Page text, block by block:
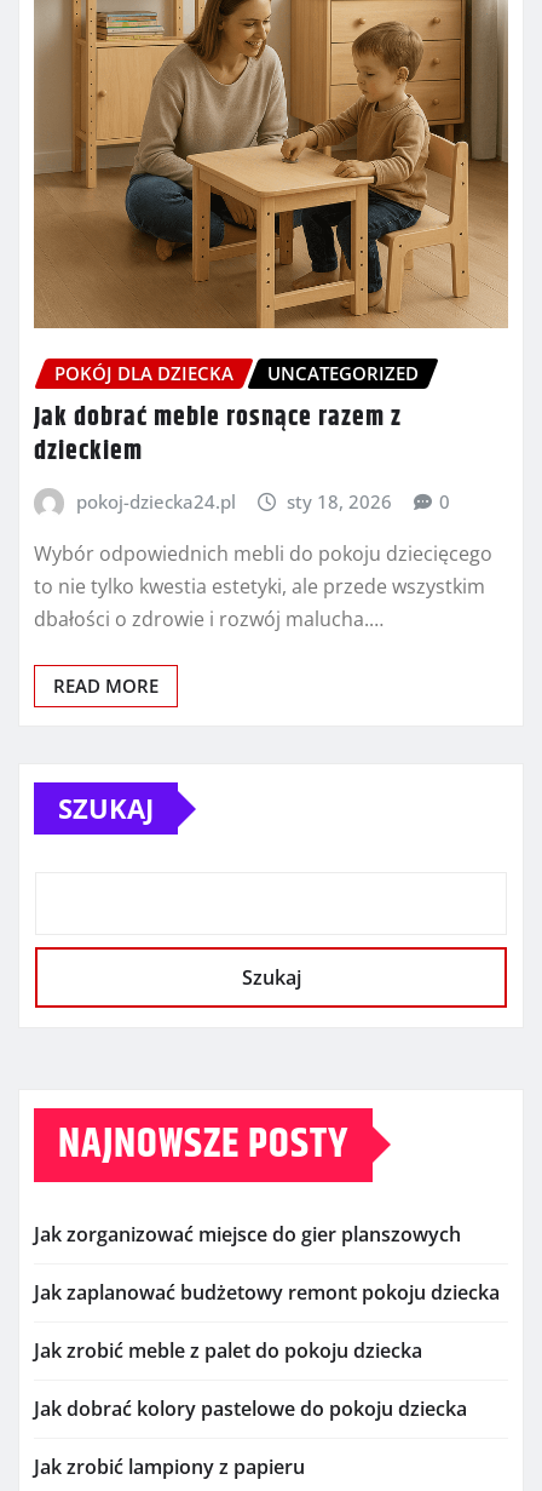
POKÓJ DLA DZIECKA UNCATEGORIZED
Jak dobrać meble rosnące razem z
dzieckiem
pokoj-dziecka24.pl sty 18, 2026 0
Wybór odpowiednich mebli do pokoju dziecięcego
to nie tylko kwestia estetyki, ale przede wszystkim
dbałości o zdrowie i rozwój malucha.…
READ MORE
SZUKAJ
Szukaj
NAJNOWSZE POSTY
Jak zorganizować miejsce do gier planszowych
Jak zaplanować budżetowy remont pokoju dziecka
Jak zrobić meble z palet do pokoju dziecka
Jak dobrać kolory pastelowe do pokoju dziecka
Jak zrobić lampiony z papieru